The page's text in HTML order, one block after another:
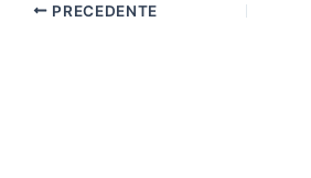
PRECEDENTE